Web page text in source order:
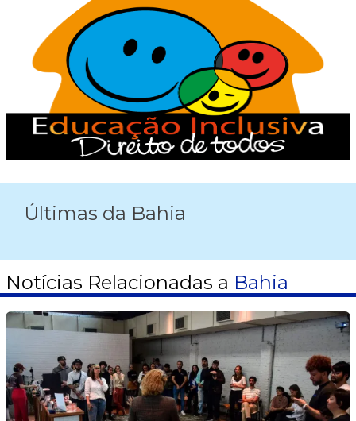
Últimas da Bahia
Notícias Relacionadas a Bahia